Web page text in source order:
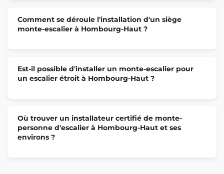
Comment se déroule l'installation d'un siège
monte-escalier à Hombourg-Haut ?
Est-il possible d'installer un monte-escalier pour
un escalier étroit à Hombourg-Haut ?
Où trouver un installateur certifié de monte-
personne d'escalier à Hombourg-Haut et ses
environs ?